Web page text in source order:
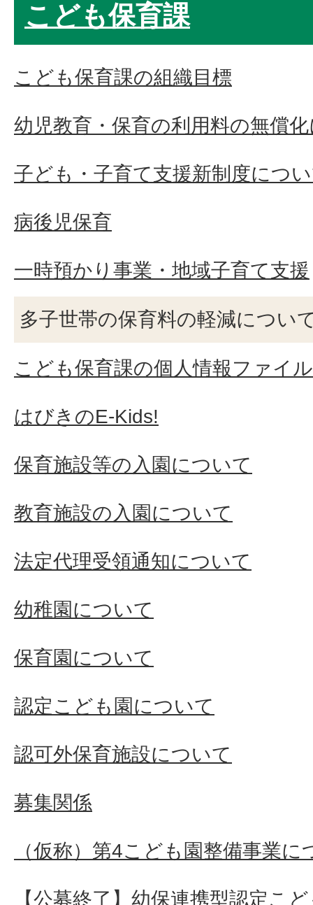
こども保育課
こども保育課の組織目標
幼児教育・保育の利用料の無償
子ども・子育て支援新制度につ
病後児保育
一時預かり事業・地域子育て支援
多子世帯の保育料の軽減につい
こども保育課の個人情報ファイ
はびきのE-Kids!
保育施設等の入園について
教育施設の入園について
法定代理受領通知について
幼稚園について
保育園について
認定こども園について
認可外保育施設について
募集関係
（仮称）第4こども園整備事業に
【公募終了】幼保連携型認定こ